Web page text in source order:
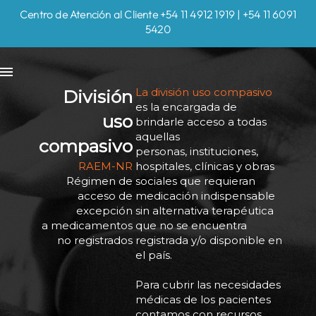
Centro de Atención al Cliente +54 11 4912 1919 | +54 11 6091
5420
División
uso
compasivo
RAEM-NR
Régimen de
acceso de
excepción
a medicamentos
no registrados
La división uso compasivo
es la encargada de
brindarle acceso a todas
aquellas
personas, instituciones,
hospitales, clínicas y obras
sociales que requieran
medicación indispensable
sin alternativa terapéutica
que no se encuentra
registrada y/o disponible en
el país.
Para cubrir las necesidades
médicas de los pacientes